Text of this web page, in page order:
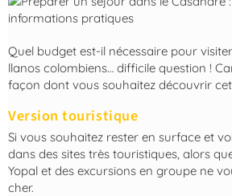
Quel budget est-il nécessaire pour
llanos colombiens… difficile question !
façon dont vous souhaitez découvrir
Version touristique
Si vous souhaitez rester en surface et
dans des sites très touristiques, alors
Yopal et des excursions en groupe ne
cher.